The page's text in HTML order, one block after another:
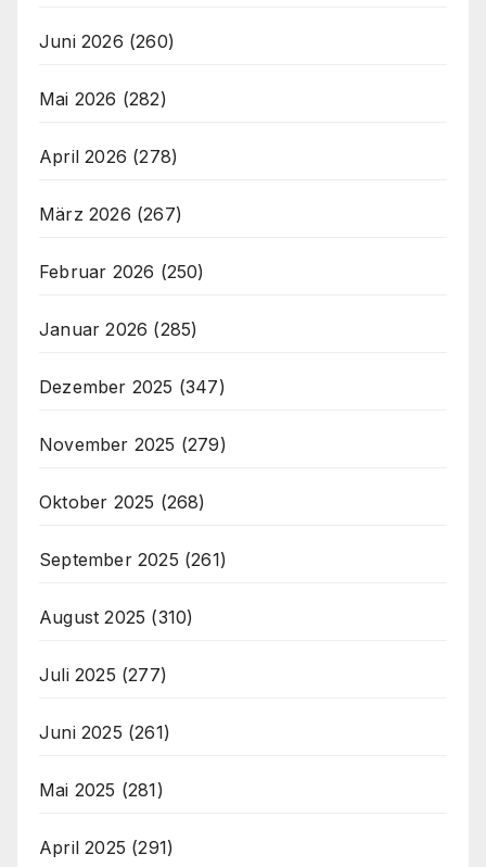
Juni 2026 (260)
Mai 2026 (282)
April 2026 (278)
März 2026 (267)
Februar 2026 (250)
Januar 2026 (285)
Dezember 2025 (347)
November 2025 (279)
Oktober 2025 (268)
September 2025 (261)
August 2025 (310)
Juli 2025 (277)
Juni 2025 (261)
Mai 2025 (281)
April 2025 (291)